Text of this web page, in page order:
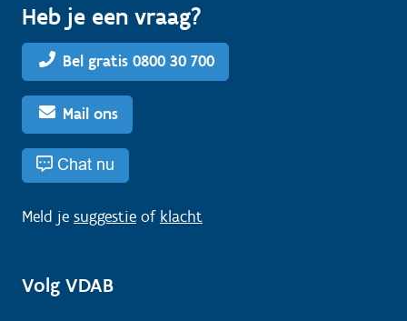
Heb je een vraag?
Bel gratis 0800 30 700
Mail ons
Chat nu
Meld je suggestie of klacht
Volg VDAB